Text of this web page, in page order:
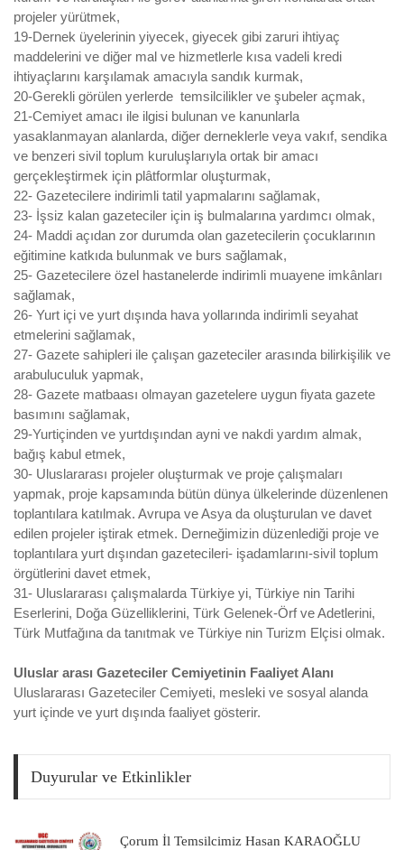
projeler yürütmek,
19-Dernek üyelerinin yiyecek, giyecek gibi zaruri ihtiyaç
maddelerini ve diğer mal ve hizmetlerle kısa vadeli kredi
ihtiyaçlarını karşılamak amacıyla sandık kurmak,
20-Gerekli görülen yerlerde temsilcilikler ve şubeler açmak,
21-Cemiyet amacı ile ilgisi bulunan ve kanunlarla
yasaklanmayan alanlarda, diğer derneklerle veya vakıf, sendika
ve benzeri sivil toplum kuruluşlarıyla ortak bir amacı
gerçekleştirmek için plâtformlar oluşturmak,
22- Gazetecilere indirimli tatil yapmalarını sağlamak,
23- İşsiz kalan gazeteciler için iş bulmalarına yardımcı olmak,
24- Maddi açıdan zor durumda olan gazetecilerin çocuklarının
eğitimine katkıda bulunmak ve burs sağlamak,
25- Gazetecilere özel hastanelerde indirimli muayene imkânları
sağlamak,
26- Yurt içi ve yurt dışında hava yollarında indirimli seyahat
etmelerini sağlamak,
27- Gazete sahipleri ile çalışan gazeteciler arasında bilirkişilik ve
arabuluculuk yapmak,
28- Gazete matbaası olmayan gazetelere uygun fiyata gazete
basımını sağlamak,
29-Yurtiçinden ve yurtdışından ayni ve nakdi yardım almak,
bağış kabul etmek,
30- Uluslararası projeler oluşturmak ve proje çalışmaları
yapmak, proje kapsamında bütün dünya ülkelerinde düzenlenen
toplantılara katılmak. Avrupa ve Asya da oluşturulan ve davet
edilen projeler iştirak etmek. Derneğimizin düzenlediği proje ve
toplantılara yurt dışından gazetecileri- işadamlarını-sivil toplum
örgütlerini davet etmek,
31- Uluslararası çalışmalarda Türkiye yi, Türkiye nin Tarihi
Eserlerini, Doğa Güzelliklerini, Türk Gelenek-Örf ve Adetlerini,
Türk Mutfağına da tanıtmak ve Türkiye nin Turizm Elçisi olmak.
Uluslar arası Gazeteciler Cemiyetinin Faaliyet Alanı
Uluslararası Gazeteciler Cemiyeti, mesleki ve sosyal alanda
yurt içinde ve yurt dışında faaliyet gösterir.
Duyurular ve Etkinlikler
Çorum İl Temsilcimiz Hasan KARAOĞLU